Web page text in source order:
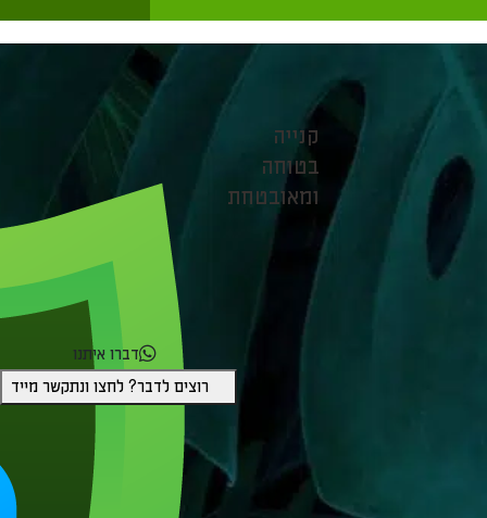
קנייה
בטוחה
ומאובטחת
דברו איתנו
רוצים לדבר? לחצו ונתקשר מייד